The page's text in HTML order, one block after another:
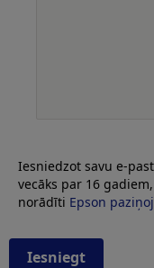
Iesniedzot savu e-
vecāks par 16
norādīti Epson
Iesniegt